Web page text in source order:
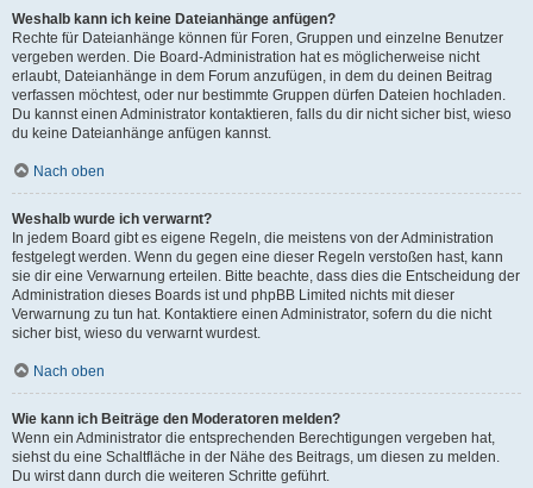
Weshalb kann ich keine Dateianhänge anfügen?
Rechte für Dateianhänge können für Foren, Gruppen und einzelne Benutzer
vergeben werden. Die Board-Administration hat es möglicherweise nicht
erlaubt, Dateianhänge in dem Forum anzufügen, in dem du deinen Beitrag
verfassen möchtest, oder nur bestimmte Gruppen dürfen Dateien hochladen.
Du kannst einen Administrator kontaktieren, falls du dir nicht sicher bist, wieso
du keine Dateianhänge anfügen kannst.
Nach oben
Weshalb wurde ich verwarnt?
In jedem Board gibt es eigene Regeln, die meistens von der Administration
festgelegt werden. Wenn du gegen eine dieser Regeln verstoßen hast, kann
sie dir eine Verwarnung erteilen. Bitte beachte, dass dies die Entscheidung der
Administration dieses Boards ist und phpBB Limited nichts mit dieser
Verwarnung zu tun hat. Kontaktiere einen Administrator, sofern du die nicht
sicher bist, wieso du verwarnt wurdest.
Nach oben
Wie kann ich Beiträge den Moderatoren melden?
Wenn ein Administrator die entsprechenden Berechtigungen vergeben hat,
siehst du eine Schaltfläche in der Nähe des Beitrags, um diesen zu melden.
Du wirst dann durch die weiteren Schritte geführt.